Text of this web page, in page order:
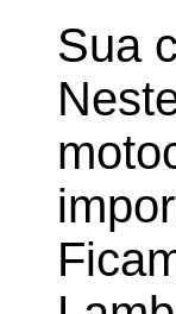
Sua